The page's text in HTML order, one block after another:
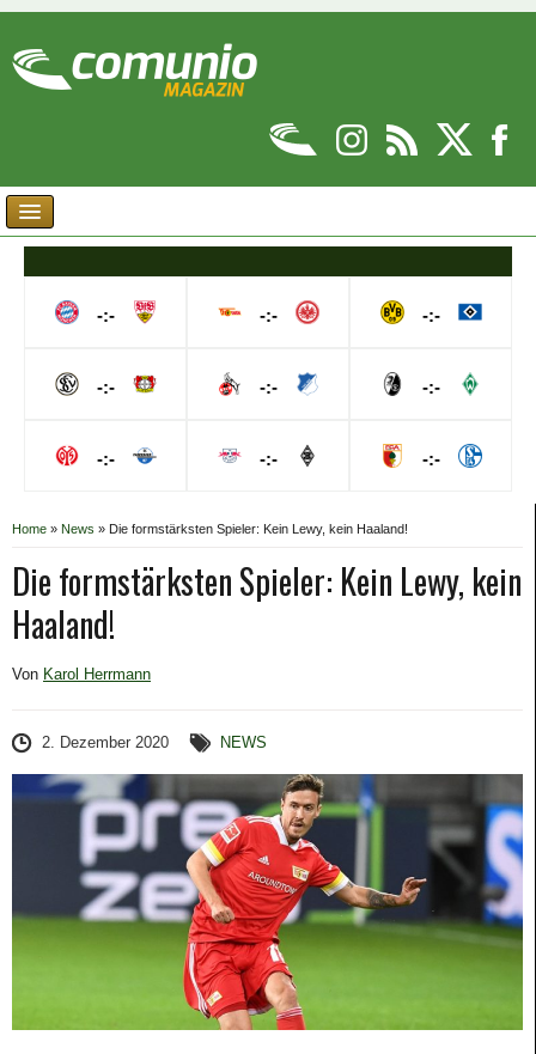
-:-
-:-
-:-
-:-
-:-
-:-
-:-
-:-
-:-
Home » News » Die formstärksten Spieler: Kein Lewy, kein Haaland!
Die formstärksten Spieler: Kein Lewy, kein
Haaland!
Von Karol Herrmann
2. Dezember 2020 NEWS